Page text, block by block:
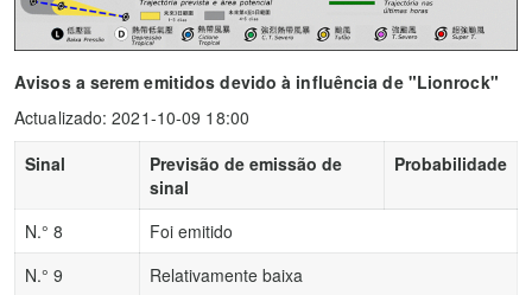
Avisos a serem emitidos devido à influência de "Lionrock"
Actualizado: 2021-10-09 18:00
Sinal
Previsão de emissão de
sinal
Probabilidade
N.° 8
Foi emitido
N.° 9
Relativamente baixa